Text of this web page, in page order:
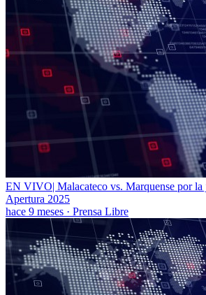
EN VIVO| Malacateco vs. Marquense por la
Apertura 2025
hace 9 meses · Prensa Libre